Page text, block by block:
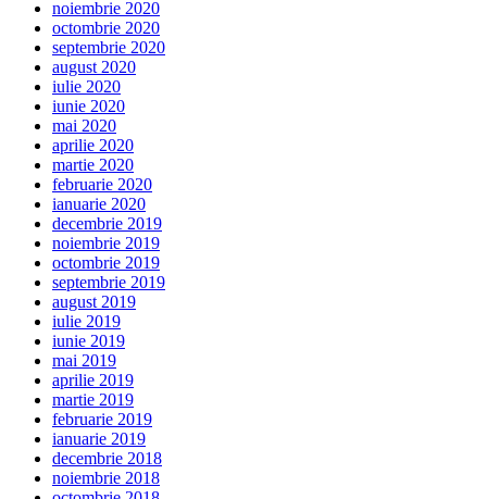
noiembrie 2020
octombrie 2020
septembrie 2020
august 2020
iulie 2020
iunie 2020
mai 2020
aprilie 2020
martie 2020
februarie 2020
ianuarie 2020
decembrie 2019
noiembrie 2019
octombrie 2019
septembrie 2019
august 2019
iulie 2019
iunie 2019
mai 2019
aprilie 2019
martie 2019
februarie 2019
ianuarie 2019
decembrie 2018
noiembrie 2018